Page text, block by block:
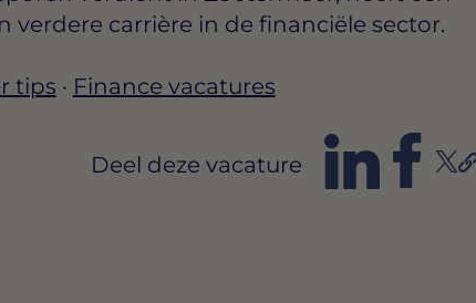
verdere carrière in de financiële sector.
tips · Finance vacatures
Deel deze vacature